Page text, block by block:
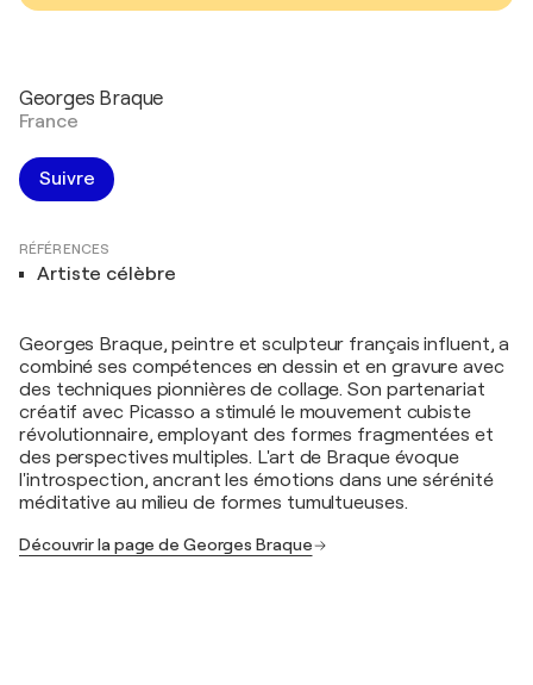
Georges Braque
France
Suivre
RÉFÉRENCES
Artiste célèbre
Georges Braque, peintre et sculpteur français influent, a
combiné ses compétences en dessin et en gravure avec
des techniques pionnières de collage. Son partenariat
créatif avec Picasso a stimulé le mouvement cubiste
révolutionnaire, employant des formes fragmentées et
des perspectives multiples. L'art de Braque évoque
l'introspection, ancrant les émotions dans une sérénité
méditative au milieu de formes tumultueuses.
Découvrir la page de Georges Braque